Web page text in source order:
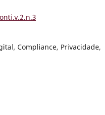
Compliance, Privacidade,